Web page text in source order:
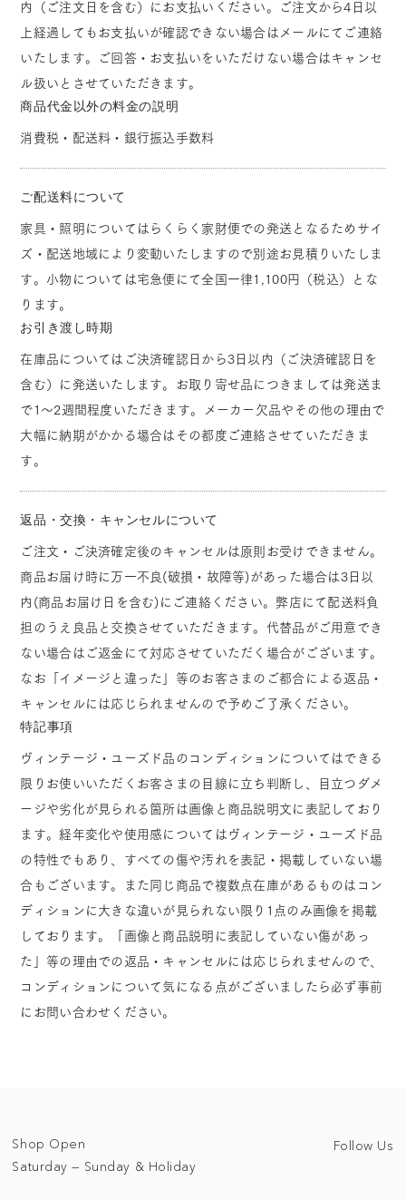
内（ご注文日を含む）にお支払いください。ご注文から4日以
上経過してもお支払いが確認できない場合はメールにてご連絡
いたします。ご回答・お支払いをいただけない場合はキャンセ
ル扱いとさせていただきます。
商品代金以外の料金の説明
消費税・配送料・銀行振込手数料
ご配送料について
家具・照明についてはらくらく家財便での発送となるためサイ
ズ・配送地域により変動いたしますので別途お見積りいたしま
す。小物については宅急便にて全国一律1,100円（税込）とな
ります。
お引き渡し時期
在庫品についてはご決済確認日から3日以内（ご決済確認日を
含む）に発送いたします。お取り寄せ品につきましては発送ま
で1～2週間程度いただきます。メーカー欠品やその他の理由で
大幅に納期がかかる場合はその都度ご連絡させていただきま
す。
返品・交換・キャンセルについて
ご注文・ご決済確定後のキャンセルは原則お受けできません。
商品お届け時に万一不良(破損・故障等)があった場合は3日以
内(商品お届け日を含む)にご連絡ください。弊店にて配送料負
担のうえ良品と交換させていただきます。代替品がご用意でき
ない場合はご返金にて対応させていただく場合がございます。
なお「イメージと違った」等のお客さまのご都合による返品・
キャンセルには応じられませんので予めご了承ください。
特記事項
ヴィンテージ・ユーズド品のコンディションについてはできる
限りお使いいただくお客さまの目線に立ち判断し、目立つダメ
ージや劣化が見られる箇所は画像と商品説明文に表記しており
ます。経年変化や使用感についてはヴィンテージ・ユーズド品
の特性でもあり、すべての傷や汚れを表記・掲載していない場
合もございます。また同じ商品で複数点在庫があるものはコン
ディションに大きな違いが見られない限り1点のみ画像を掲載
しております。「画像と商品説明に表記していない傷があっ
た」等の理由での返品・キャンセルには応じられませんので、
コンディションについて気になる点がございましたら必ず事前
にお問い合わせください。
Shop Open
Saturday — Sunday & Holiday
Follow Us